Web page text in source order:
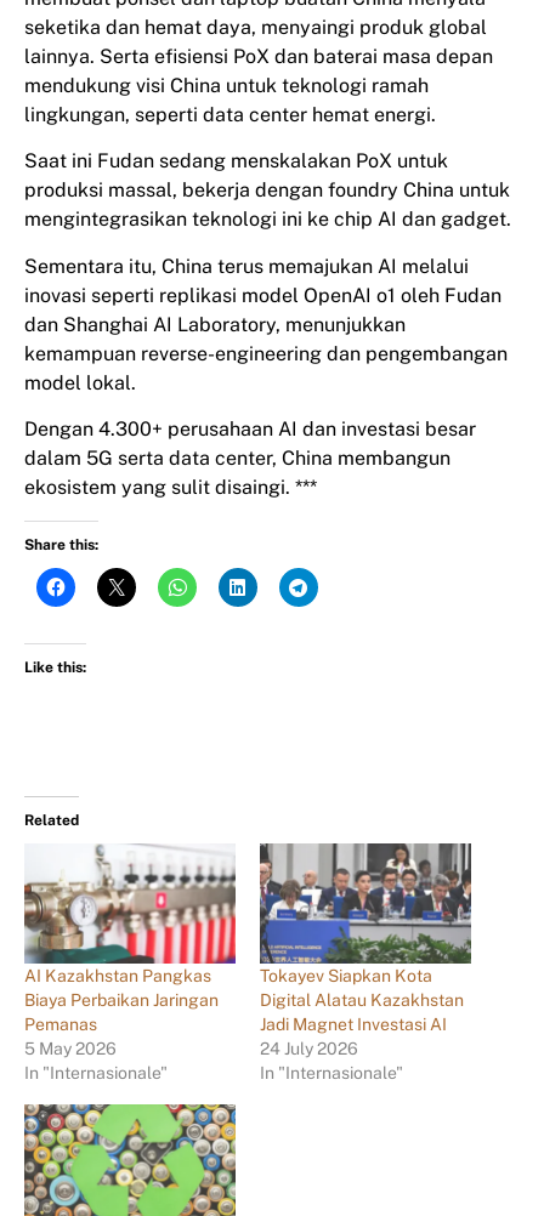
seketika dan hemat daya, menyaingi produk global
lainnya. Serta efisiensi PoX dan baterai masa depan
mendukung visi China untuk teknologi ramah
lingkungan, seperti data center hemat energi.
Saat ini Fudan sedang menskalakan PoX untuk
produksi massal, bekerja dengan foundry China untuk
mengintegrasikan teknologi ini ke chip AI dan gadget.
Sementara itu, China terus memajukan AI melalui
inovasi seperti replikasi model OpenAI o1 oleh Fudan
dan Shanghai AI Laboratory, menunjukkan
kemampuan reverse-engineering dan pengembangan
model lokal.
Dengan 4.300+ perusahaan AI dan investasi besar
dalam 5G serta data center, China membangun
ekosistem yang sulit disaingi. ***
Share this:
Like this:
Related
AI Kazakhstan Pangkas
Biaya Perbaikan Jaringan
Pemanas
5 May 2026
In "Internasionale"
Tokayev Siapkan Kota
Digital Alatau Kazakhstan
Jadi Magnet Investasi AI
24 July 2026
In "Internasionale"